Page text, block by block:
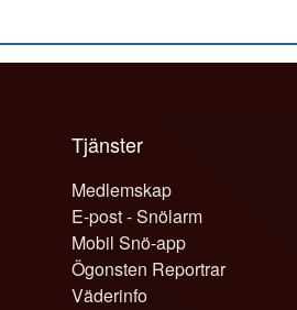
Tjänster
Medlemskap
E-post - Snölarm
Mobil Snö-app
Ögonsten Reportrar
Väderinfo